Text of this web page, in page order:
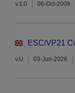
v.1.0 06-Oct-2009
ESC/VP21
v.U 03-Jun-2026